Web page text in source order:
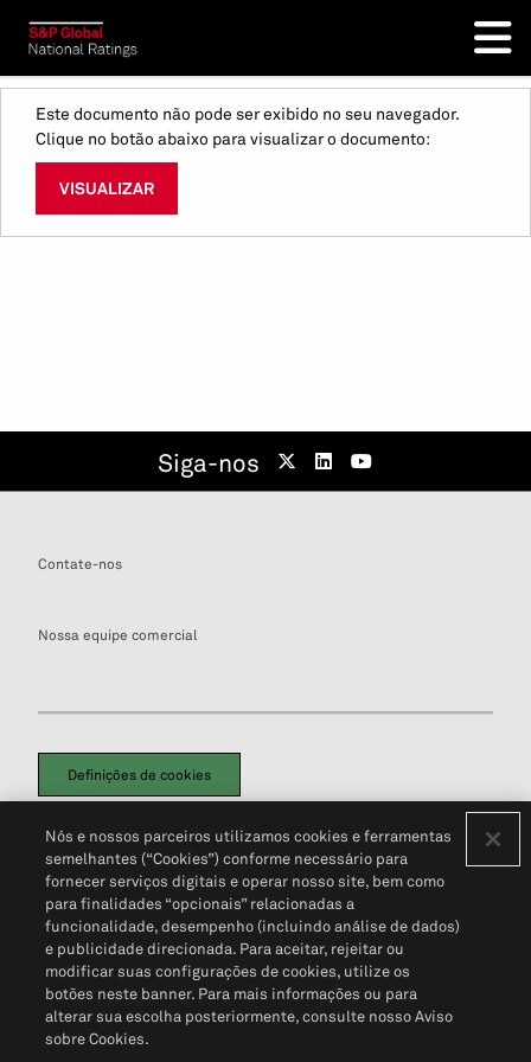
Este documento não pode ser exibido no seu navegador.
Clique no botão abaixo para visualizar o documento:
VISUALIZAR
Siga-nos
Contate-nos
Nossa equipe comercial
Definições de cookies
Política de PrivacidadePortal de privacidade do cliente (em inglês)
Não Venda Minhas Informações Pessoais© 2026 S&P Global
Nós e nossos parceiros utilizamos cookies e ferramentas
semelhantes (“Cookies”) conforme necessário para
fornecer serviços digitais e operar nosso site, bem como
para finalidades “opcionais” relacionadas a
funcionalidade, desempenho (incluindo análise de dados)
e publicidade direcionada. Para aceitar, rejeitar ou
modificar suas configurações de cookies, utilize os
botões neste banner. Para mais informações ou para
alterar sua escolha posteriormente, consulte nosso Aviso
sobre Cookies.